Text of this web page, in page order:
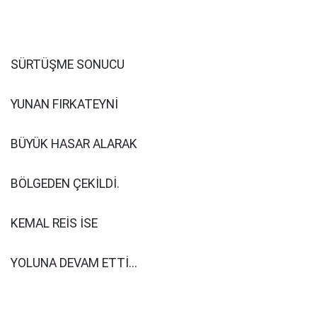
SÜRTÜŞME SONUCU
YUNAN FIRKATEYNİ
BÜYÜK HASAR ALARAK
BÖLGEDEN ÇEKİLDİ.
KEMAL REİS İSE
YOLUNA DEVAM ETTİ...